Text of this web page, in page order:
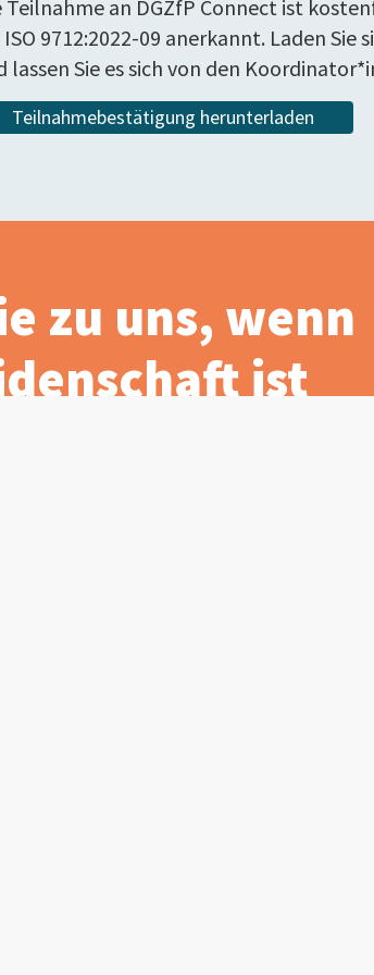
Teilnahme an DGZfP Connect ist
ISO 9712:2022-09 anerkannt. Laden Sie
lassen Sie es sich von den
Teilnahmebestätigung herunterladen
zu uns, wenn
ist